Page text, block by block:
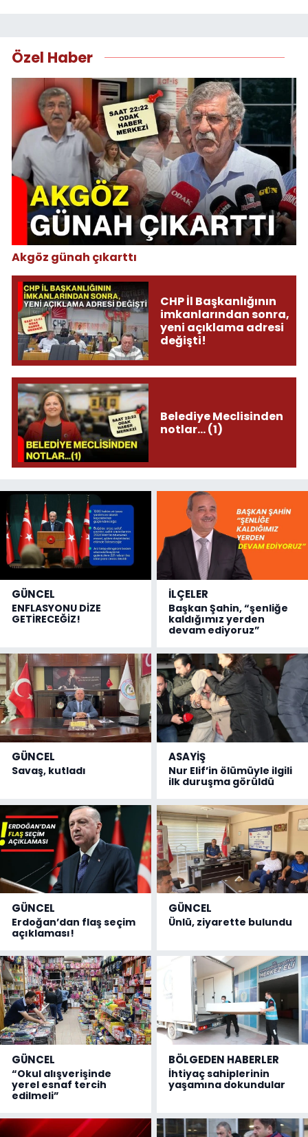
Özel Haber
Akgöz günah çıkarttı
CHP İl Başkanlığının
imkanlarından sonra,
yeni açıklama adresi
değişti!
Belediye Meclisinden
notlar... (1)
GÜNCEL
ENFLASYONU DİZE
GETİRECEĞİZ!
İLÇELER
Başkan Şahin, “şenliğe
kaldığımız yerden
devam ediyoruz”
GÜNCEL
Savaş, kutladı
ASAYİŞ
Nur Elif’in ölümüyle ilgili
ilk duruşma görüldü
GÜNCEL
Erdoğan’dan flaş seçim
açıklaması!
GÜNCEL
Ünlü, ziyarette bulundu
GÜNCEL
“Okul alışverişinde
yerel esnaf tercih
edilmeli”
BÖLGEDEN HABERLER
İhtiyaç sahiplerinin
yaşamına dokundular